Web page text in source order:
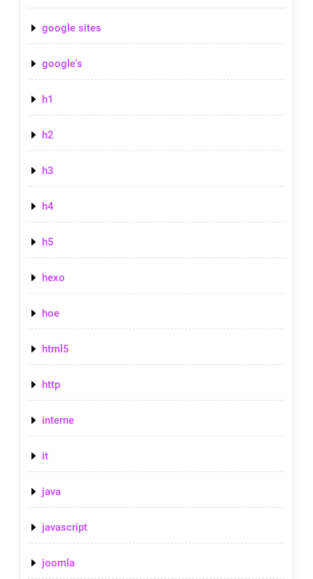
google sites
google's
h1
h2
h3
h4
h5
hexo
hoe
html5
http
interne
it
java
javascript
joomla